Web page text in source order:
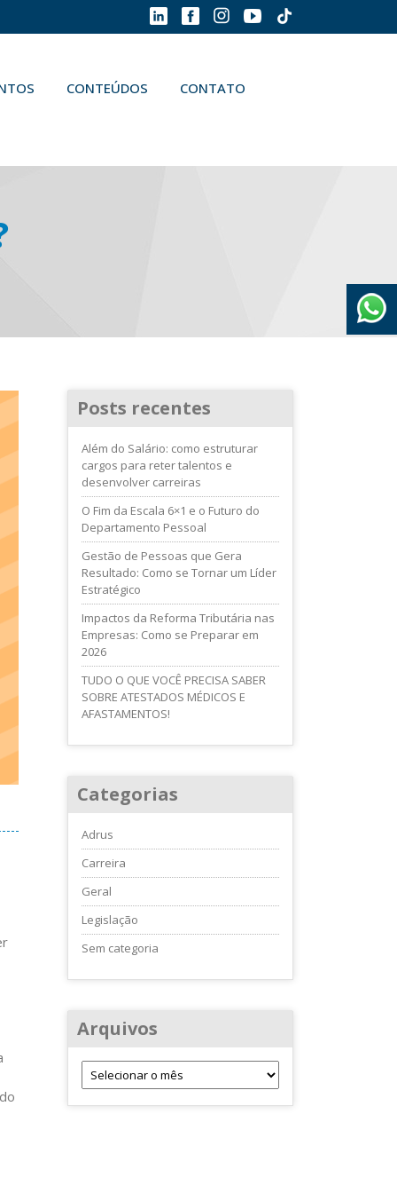
CONTEÚDOS CONTATO
Posts recentes
Além do Salário: como estruturar
cargos para reter talentos e
desenvolver carreiras
O Fim da Escala 6×1 e o Futuro do
Departamento Pessoal
Gestão de Pessoas que Gera
Resultado: Como se Tornar um Líder
Estratégico
Impactos da Reforma Tributária nas
Empresas: Como se Preparar em
2026
TUDO O QUE VOCÊ PRECISA SABER
SOBRE ATESTADOS MÉDICOS E
AFASTAMENTOS!
Categorias
Adrus
Carreira
Geral
Legislação
Sem categoria
Arquivos